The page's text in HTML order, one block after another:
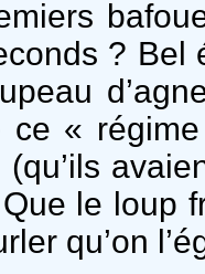
? Bel
ce «
(qu’ils
le loup
qu’on